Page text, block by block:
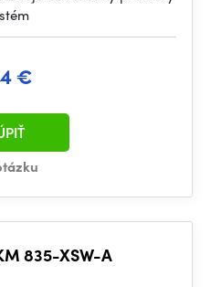
€
835-XSW-A